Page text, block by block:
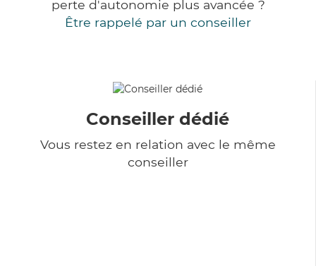
perte d'autonomie plus avancée ?
Être rappelé par un conseiller
Conseiller dédié
Vous restez en relation avec le même
conseiller